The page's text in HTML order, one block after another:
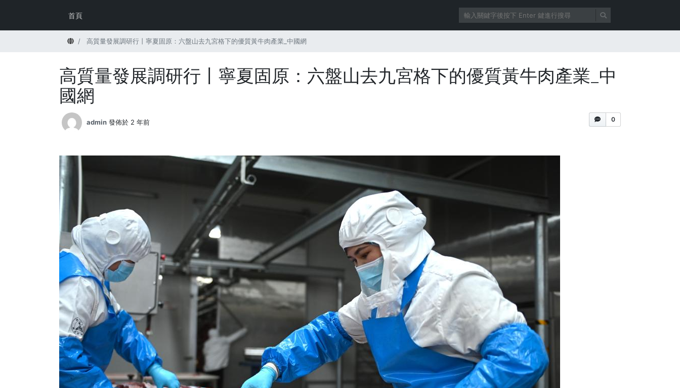
首頁
首頁 高質量發展調研行丨寧夏固原：六盤山去九宮格下的優質黃牛肉產業_中國網
高質量發展調研行丨寧夏固原：六盤山去九宮格下的優質黃牛肉產業_中
國網
0
admin 發佈於 2 年前